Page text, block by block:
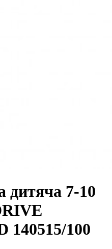
дитяча 7-10
140515/100